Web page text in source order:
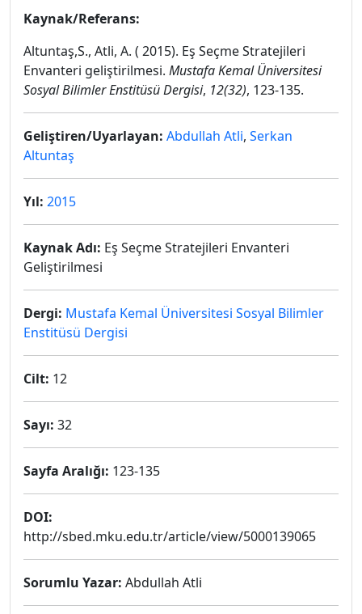
Kaynak/Referans:
Altuntaş,S., Atli, A. ( 2015). Eş Seçme Stratejileri
Envanteri geliştirilmesi. Mustafa Kemal Üniversitesi
Sosyal Bilimler Enstitüsü Dergisi, 12(32), 123-135.
Geliştiren/Uyarlayan: Abdullah Atli, Serkan
Altuntaş
Yıl: 2015
Kaynak Adı: Eş Seçme Stratejileri Envanteri
Geliştirilmesi
Dergi: Mustafa Kemal Üniversitesi Sosyal Bilimler
Enstitüsü Dergisi
Cilt: 12
Sayı: 32
Sayfa Aralığı: 123-135
DOI:
http://sbed.mku.edu.tr/article/view/5000139065
Sorumlu Yazar: Abdullah Atli